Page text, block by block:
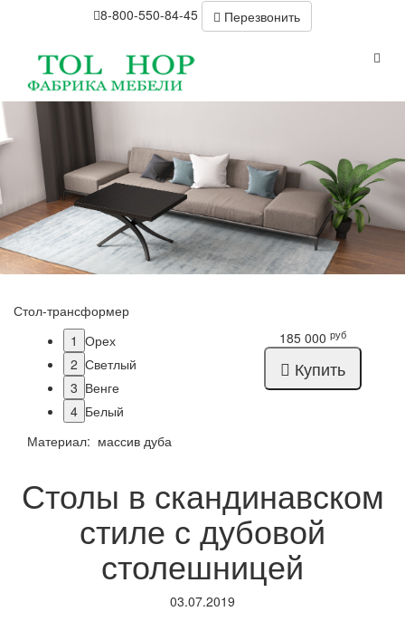
8-800-550-84-45 Перезвонить
Стол-трансформер
1 Орех
2 Светлый
3 Венге
4 Белый
Материал: массив дуба
185 000 руб
Купить
Столы в скандинавском
стиле с дубовой
столешницей
03.07.2019